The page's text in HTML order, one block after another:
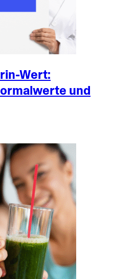
Wert:
und